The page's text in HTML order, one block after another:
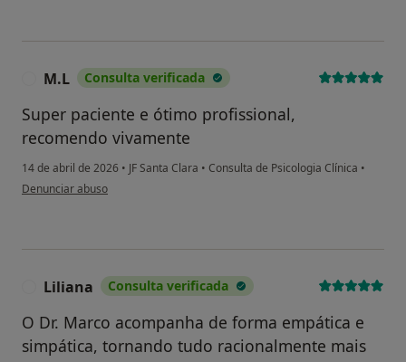
M.L Consulta verificada
Super paciente e ótimo profissional,
recomendo vivamente
14 de abril de 2026 • JF Santa Clara • Consulta de Psicologia Clínica •
na opinião do utilizador M.L
Denunciar abuso
Liliana Consulta verificada
O Dr. Marco acompanha de forma empática e
simpática, tornando tudo racionalmente mais